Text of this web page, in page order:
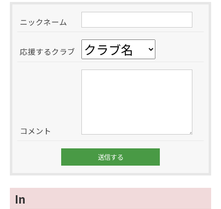
ニックネーム
応援するクラブ
コメント
In